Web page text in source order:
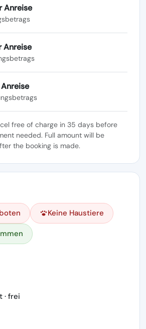
Anreise
Anreise
free of charge in 35 days before
needed. Full amount will be
the booking is made.
Keine Haustiere
· frei